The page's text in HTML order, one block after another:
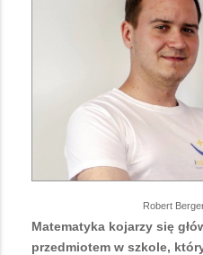
Robert
Matematyka kojarzy się
przedmiotem w szkole,